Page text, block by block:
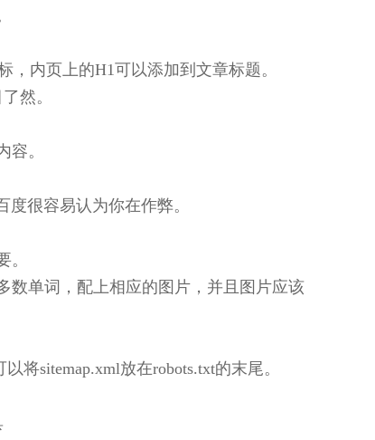
内页上的H1可以添加到文章标题。
然。
。
很容易认为你在作弊。
数单词，配上相应的图片，并且图片应该
将sitemap.xml放在robots.txt的末尾。